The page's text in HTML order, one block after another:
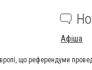
Афіша
що референдуми